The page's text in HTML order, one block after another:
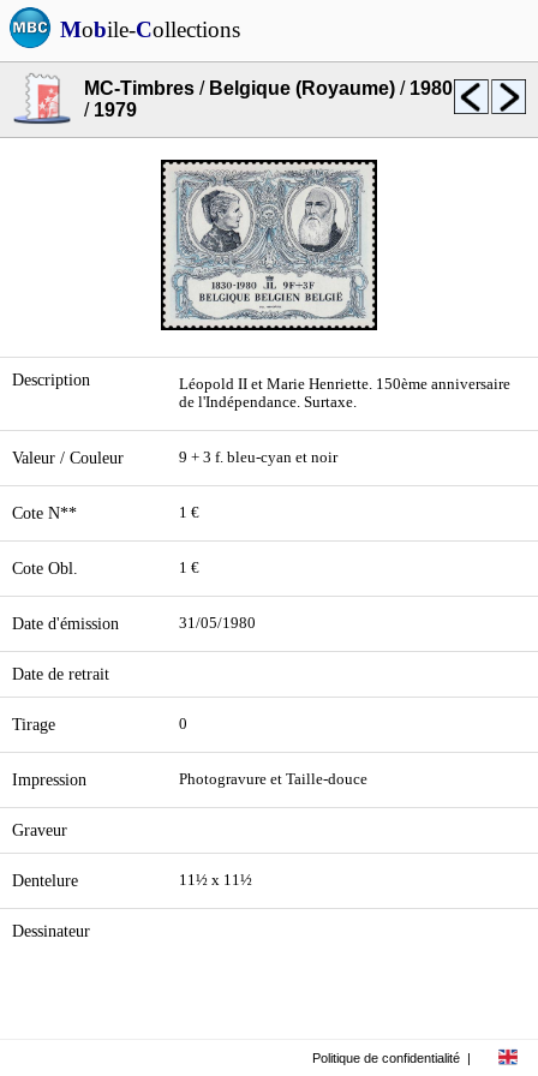
Mobile-Collections
MC-Timbres / Belgique (Royaume) / 1980
/ 1979
Description
Léopold II et Marie Henriette. 150ème anniversaire
de l'Indépendance. Surtaxe.
Valeur / Couleur 9 + 3 f. bleu-cyan et noir
Cote N** 1 €
Cote Obl. 1 €
Date d'émission 31/05/1980
Date de retrait
Tirage 0
Impression Photogravure et Taille-douce
Graveur
Dentelure 11½ x 11½
Dessinateur
Politique de confidentialité |